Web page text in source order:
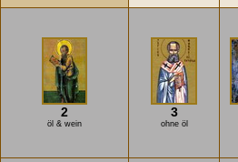
2
öl & wein
3
ohne öl